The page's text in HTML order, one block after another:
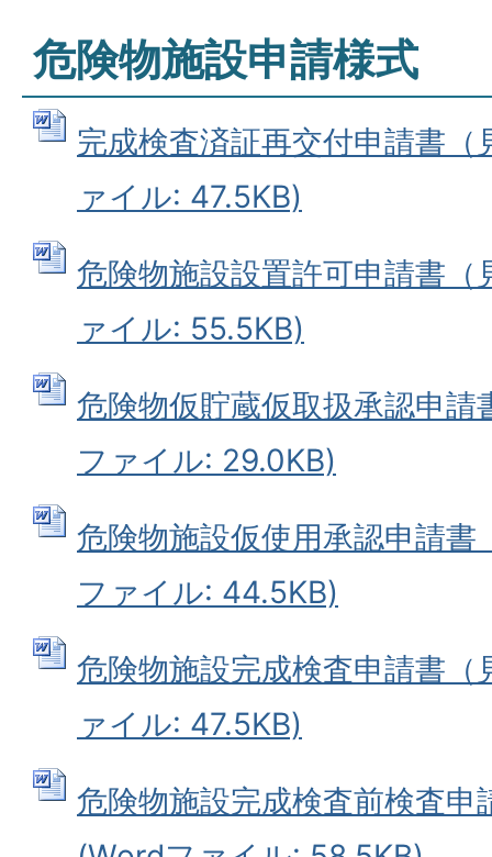
危険物施設申請様式
完成検査済証再交付申請書
ァイル: 47.5KB)
危険物施設設置許可申請書
ァイル: 55.5KB)
危険物仮貯蔵仮取扱承認申
ファイル: 29.0KB)
危険物施設仮使用承認申請
ファイル: 44.5KB)
危険物施設完成検査申請書
ァイル: 47.5KB)
危険物施設完成検査前検査申